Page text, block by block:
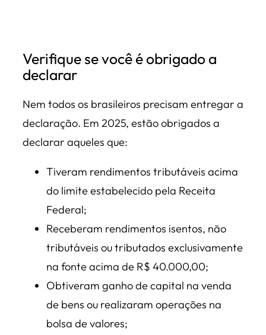
Verifique se você é obrigado a
declarar
Nem todos os brasileiros precisam entregar a
declaração. Em 2025, estão obrigados a
declarar aqueles que:
Tiveram rendimentos tributáveis acima
do limite estabelecido pela Receita
Federal;
Receberam rendimentos isentos, não
tributáveis ou tributados exclusivamente
na fonte acima de R$ 40.000,00;
Obtiveram ganho de capital na venda
de bens ou realizaram operações na
bolsa de valores;